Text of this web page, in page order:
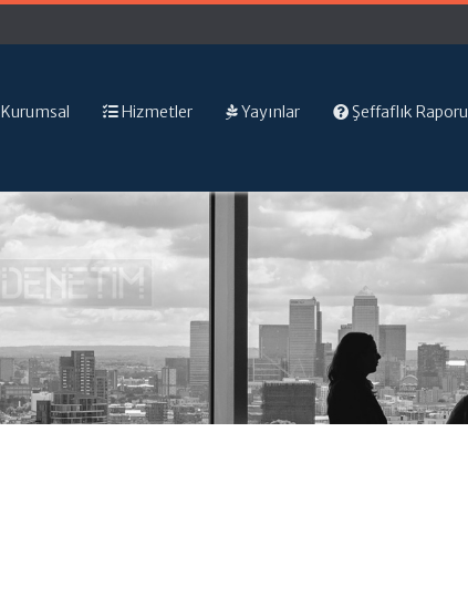
Kurumsal Hizmetler Yayınlar Şeffaflık Raporu